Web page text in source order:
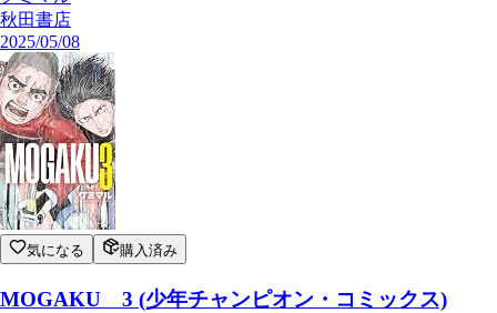
秋田書店
2025/05/08
気になる 購入済み
MOGAKU 3 (少年チャンピオン・コミックス)